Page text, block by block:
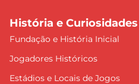
História e
Fundação e História Inicial
Jogadores Históricos
Estádios e Locais de Jogos